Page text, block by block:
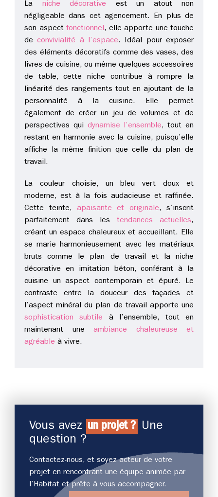
La niche décorative est un atout non
négligeable dans cet agencement. En plus de
son aspect fonctionnel, elle apporte une touche
deconvivialité à l’espace. Idéal pour exposer
des éléments décoratifs comme des vases, des
livres de cuisine, ou même quelques accessoires
de table, cette niche contribue à rompre la
linéarité des rangements tout en ajoutant de la
personnalité à la cuisine. Elle permet
également de créer un jeu de volumes et de
perspectives qui dynamise l’ensemble, tout en
restant en harmonie avec la cuisine, puisqu’elle
affiche la même finition que celle du plan de
travail.
La couleur choisie, un bleu vert doux et
moderne, est à la fois audacieuse et raffinée.
Cette teinte, apaisante et originale, s’inscrit
parfaitement dans les tendances actuelles,
créant un espace chaleureux et accueillant. Elle
se marie harmonieusement avec les matériaux
bruts comme le plan de travail et la niche
décorative en imitation béton, conférant à la
cuisine un aspect contemporain et épuré. Le
contraste entre la douceur des façades et
l’aspect minéral du plan de travail apporte une
sophistication subtile à l’ensemble, tout en
maintenant une ambiance chaleureuse et
agréable à vivre.
Vous avez un projet ? Une
question ?
Contactez-nous, et soyez acteur de votre
projet en rencontrant une équipe animée par
l’Habitat et prête à vous accompagner.